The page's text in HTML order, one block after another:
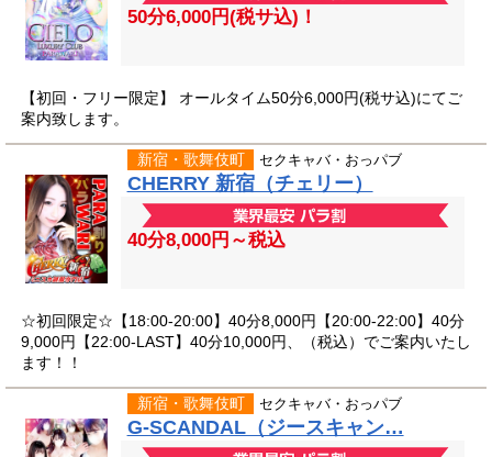
50分6,000円(税サ込)！
【初回・フリー限定】 オールタイム50分6,000円(税サ込)にてご
案内致します。
新宿・歌舞伎町 セクキャバ・おっパブ
CHERRY 新宿（チェリー）
40分8,000円～税込
☆初回限定☆【18:00-20:00】40分8,000円【20:00-22:00】40分
9,000円【22:00-LAST】40分10,000円、（税込）でご案内いたし
ます！！
新宿・歌舞伎町 セクキャバ・おっパブ
G-SCANDAL（ジースキャン…